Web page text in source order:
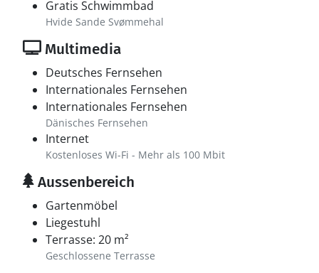
Gratis Schwimmbad
Hvide Sande Svømmehal
Multimedia
Deutsches Fernsehen
Internationales Fernsehen
Internationales Fernsehen
Dänisches Fernsehen
Internet
Kostenloses Wi-Fi - Mehr als 100 Mbit
Aussenbereich
Gartenmöbel
Liegestuhl
Terrasse: 20 m²
Geschlossene Terrasse